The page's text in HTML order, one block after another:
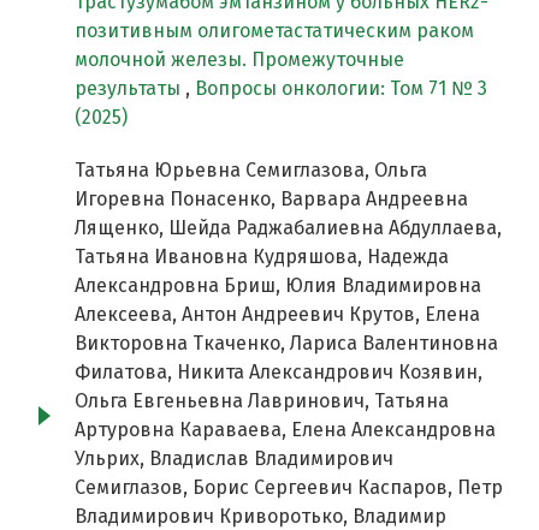
позитивным олигометастатическим раком
молочной железы. Промежуточные
результаты , Вопросы онкологии: Том 71 № 3
(2025)
Татьяна Юрьевна Семиглазова, Ольга
Игоревна Понасенко, Варвара Андреевна
Лященко, Шейда Раджабалиевна Абдуллаева,
Татьяна Ивановна Кудряшова, Надежда
Александровна Бриш, Юлия Владимировна
Алексеева, Антон Андреевич Крутов, Елена
Викторовна Ткаченко, Лариса Валентиновна
Филатова, Никита Александрович Козявин,
Ольга Евгеньевна Лавринович, Татьяна
Артуровна Караваева, Елена Александровна
Ульрих, Владислав Владимирович
Семиглазов, Борис Сергеевич Каспаров, Петр
Владимирович Криворотько, Владимир